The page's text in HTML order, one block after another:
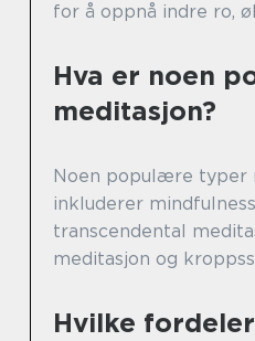
for å oppnå indre ro,
Hva er noen
meditasjon?
Noen populære typer
inkluderer
transcendental
meditasjon og
Hvilke